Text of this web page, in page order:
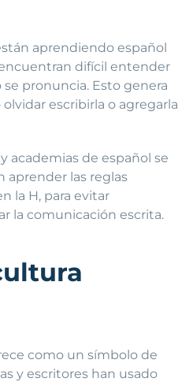
aprendiendo español
difícil entender
pronuncia. Esto genera
escribirla o agregarla
academias de español se
aprender las reglas
la H, para evitar
la comunicación escrita.
como un símbolo de
y escritores han usado